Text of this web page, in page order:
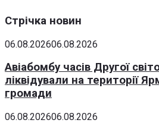
Стрічка новин
06.08.202606.08.2026
Авіабомбу часів Другої
ліквідували на території
громади
06.08.202606.08.2026